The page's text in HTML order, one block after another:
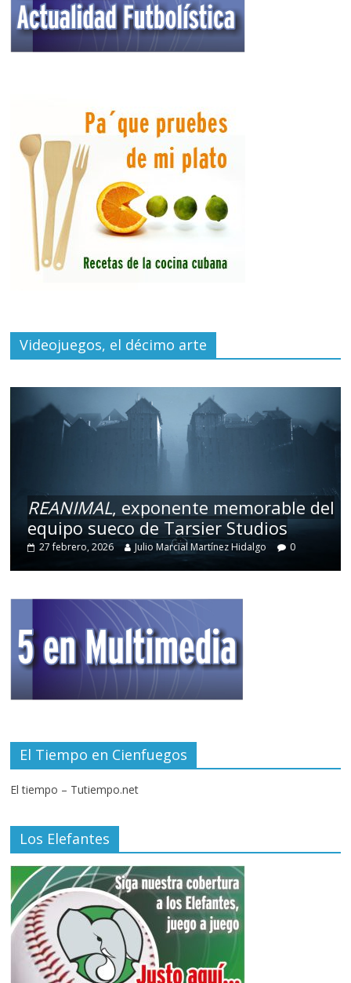
Videojuegos, el décimo arte
REANIMAL, exponente memorable del
equipo sueco de Tarsier Studios
27 febrero, 2026 Julio Marcial Martínez Hidalgo 0
El Tiempo en Cienfuegos
El tiempo – Tutiempo.net
Los Elefantes